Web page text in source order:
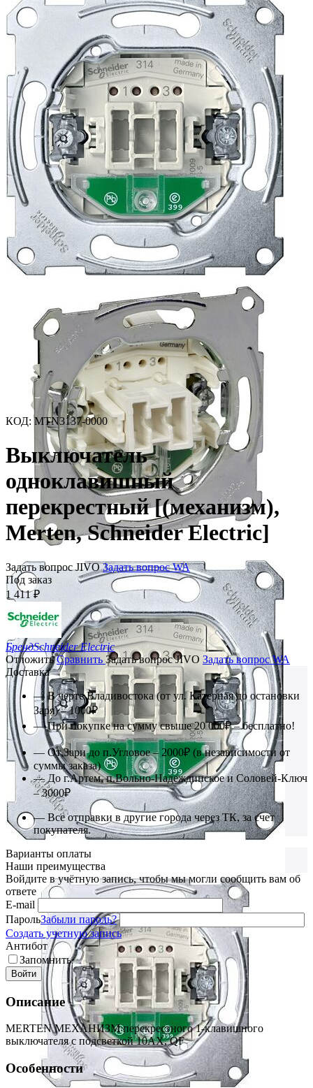
КОД: MTN3137-0000
Выключатель
одноклавишный
перекрестный [(механизм),
Merten, Schneider Electric]
Задать вопрос JIVO Задать вопрос WA
Под заказ
1 411 ₽
БрендSchneider Electric
Отложить Сравнить Задать вопрос JIVO Задать вопрос WA
Доставка
— В черте Владивостока (от ул. Катерная до остановки
Заря) – 1000₽
— При покупке на сумму свыше 20 000₽ – бесплатно!
— От Зари до п.Угловое – 2000₽ (в независимости от
суммы заказа)
— До г.Артем, п.Вольно-Надеждинское и Соловей-Ключ
– 3000₽
— Все отправки в другие города через ТК, за счет
покупателя.
Варианты оплаты
Наши преимущества
Войдите в учётную запись, чтобы мы могли сообщить вам об
ответе
E-mail
ПарольЗабыли пароль?
Создать учетную запись
Антибот
Запомнить
Войти
Описание
MERTEN МЕХАНИЗМ перекрестного 1-клавишного
выключателя с подсветкой 10AХ, QF
Особенности